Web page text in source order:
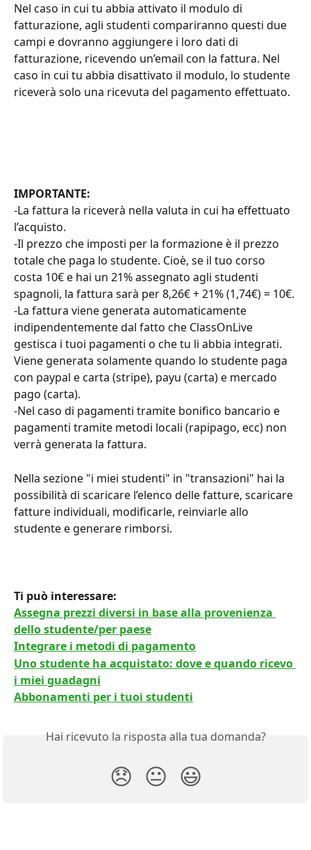
Nel caso in cui tu abbia attivato il modulo di
fatturazione, agli studenti compariranno questi due
campi e dovranno aggiungere i loro dati di
fatturazione, ricevendo un’email con la fattura. Nel
caso in cui tu abbia disattivato il modulo, lo studente
riceverà solo una ricevuta del pagamento effettuato.
IMPORTANTE:
-La fattura la riceverà nella valuta in cui ha effettuato
l’acquisto.
-Il prezzo che imposti per la formazione è il prezzo
totale che paga lo studente. Cioè, se il tuo corso
costa 10€ e hai un 21% assegnato agli studenti
spagnoli, la fattura sarà per 8,26€ + 21% (1,74€) = 10€.
-La fattura viene generata automaticamente
indipendentemente dal fatto che ClassOnLive
gestisca i tuoi pagamenti o che tu li abbia integrati.
Viene generata solamente quando lo studente paga
con paypal e carta (stripe), payu (carta) e mercado
pago (carta).
-Nel caso di pagamenti tramite bonifico bancario e
pagamenti tramite metodi locali (rapipago, ecc) non
verrà generata la fattura.
Nella sezione "i miei studenti" in "transazioni" hai la
possibilità di scaricare l’elenco delle fatture, scaricare
fatture individuali, modificarle, reinviarle allo
studente e generare rimborsi.
Ti può interessare:
Assegna prezzi diversi in base alla provenienza
dello studente/per paese
Integrare i metodi di pagamento
Uno studente ha acquistato: dove e quando ricevo
i miei guadagni
Abbonamenti per i tuoi studenti
Hai ricevuto la risposta alla tua domanda?
😞 😐 😃